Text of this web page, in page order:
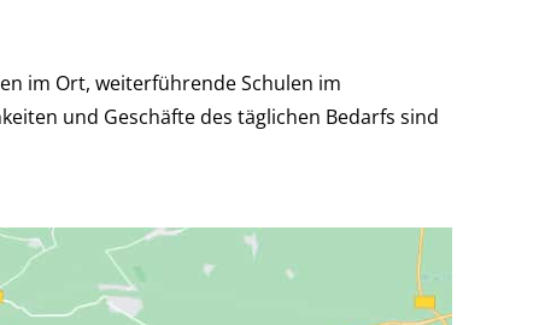
im Ort, weiterführende Schulen im
und Geschäfte des täglichen Bedarfs sind